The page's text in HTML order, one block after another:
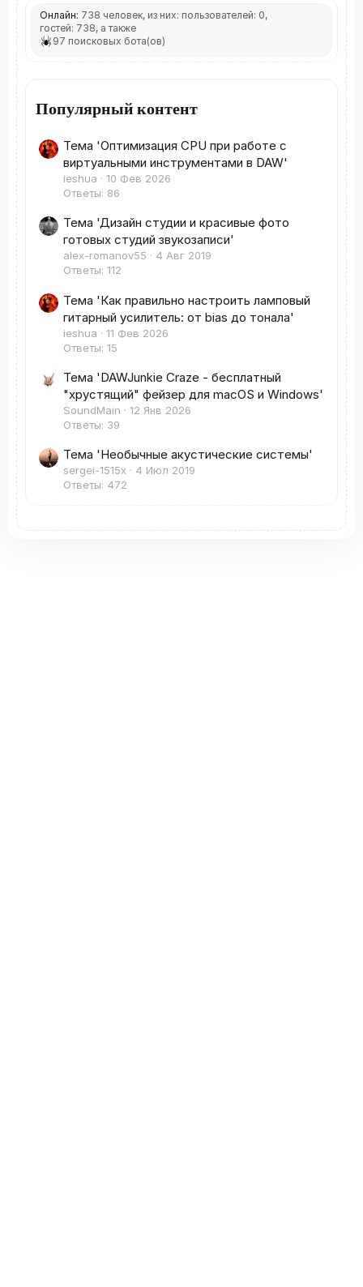
Онлайн: 738 человек, из них: пользователей: 0,
гостей: 738, а также
97 поисковых бота(ов)
Популярный контент
Тема 'Оптимизация CPU при работе с
виртуальными инструментами в DAW'
ieshua
10 Фев 2026
Ответы: 86
Тема 'Дизайн студии и красивые фото
готовых студий звукозаписи'
alex-romanov55
4 Авг 2019
Ответы: 112
Тема 'Как правильно настроить ламповый
гитарный усилитель: от bias до тонала'
ieshua
11 Фев 2026
Ответы: 15
Тема 'DAWJunkie Craze - бесплатный
"хрустящий" фейзер для macOS и Windows'
SoundMain
12 Янв 2026
Ответы: 39
Тема 'Необычные акустические системы'
sergei-1515x
4 Июл 2019
Ответы: 472